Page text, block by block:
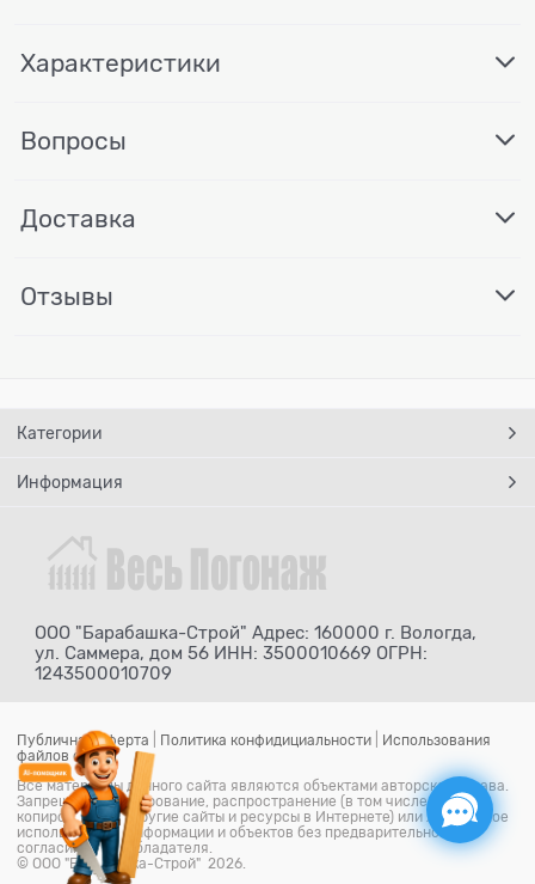
Характеристики
Вопросы
Доставка
Отзывы
Категории
Информация
ООО "Барабашка-Строй" Адрес: 160000 г. Вологда,
ул. Саммера, дом 56 ИНН: 3500010669 ОГРН:
1243500010709
Публичная оферта Политика конфидициальности
Использования
файлов cookie
Все материалы данного сайта являются объектами авторского права.
Запрещается копирование, распространение (в том числе путем
копирования на другие сайты и ресурсы в Интернете) или любое иное
использование информации и объектов без предварительного
согласия правообладателя.
© ООО "Барабашка-Строй" 2026.